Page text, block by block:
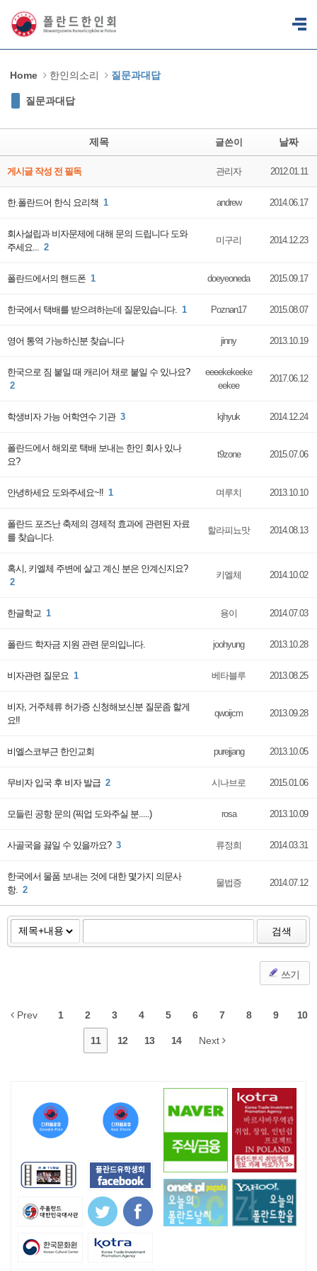
Home 한인의소리 질문과대답
질문과대답
제목 글쓴이 날짜
게시글 작성 전 필독 관리자 2012.01.11
한.폴란드어 한식 요리책 1 andrew 2014.06.17
회사설립과 비자문제에 대해 문의 드립니다 도와
주세요... 2
미구리 2014.12.23
폴란드에서의 핸드폰 1 doeyeoneda 2015.09.17
한국에서 택배를 받으려하는데 질문있습니다. 1 Poznan17 2015.08.07
영어 통역 가능하신분 찾습니다 jinny 2013.10.19
한국으로 짐 붙일 때 캐리어 채로 붙일 수 있나요?
2
eeeekekeeke
eekee
2017.06.12
학생비자 가능 어학연수 기관 3 kjhyuk 2014.12.24
폴란드에서 해외로 택배 보내는 한인 회사 있나
요?
t9zone 2015.07.06
안녕하세요 도와주세요~!! 1 며루치 2013.10.10
폴란드 포즈난 축제의 경제적 효과에 관련된 자료
를 찾습니다.
할라피뇨맛 2014.08.13
혹시, 키엘체 주변에 살고 계신 분은 안계신지요?
2
키엘체 2014.10.02
한글학교 1 용이 2014.07.03
폴란드 학자금 지원 관련 문의입니다. joohyung 2013.10.28
비자관련 질문요 1 베타블루 2013.08.25
비자, 거주체류 허가증 신청해보신분 질문좀 할게
요!!
qwoijcm 2013.09.28
비엘스코부근 한인교회 purejjang 2013.10.05
무비자 입국 후 비자 발급 2 시나브로 2015.01.06
모들린 공항 문의 (픽업 도와주실 분.....) rosa 2013.10.09
사골국을 끓일 수 있을까요? 3 류정희 2014.03.31
한국에서 물품 보내는 것에 대한 몇가지 의문사
항. 2
물법증 2014.07.12
검색
쓰기
Prev 1 2 3 4 5 6 7 8 9 10
11 12 13 14 Next